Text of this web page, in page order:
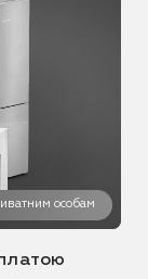
особам